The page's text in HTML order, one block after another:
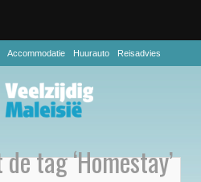
Accommodatie Huurauto Reisadvies
tag ‘Homestay’